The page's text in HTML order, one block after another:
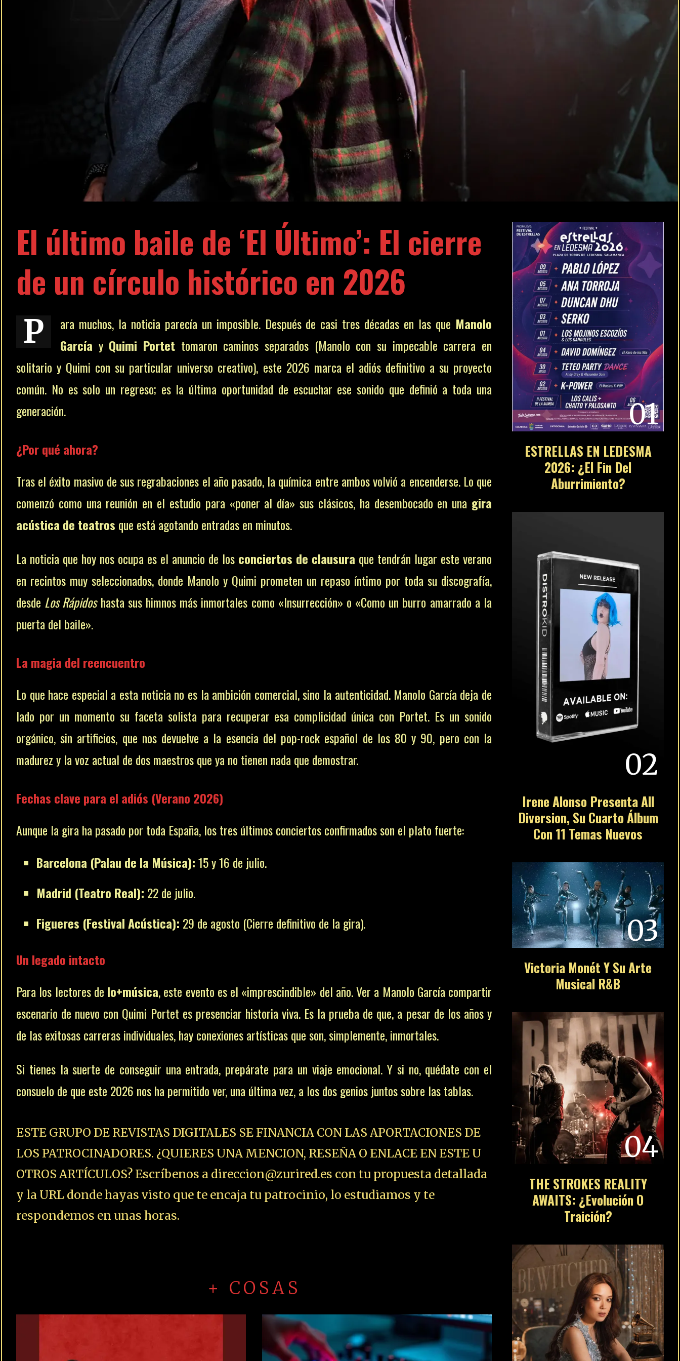
El último baile de ‘El Último’: El cierre
de un círculo histórico en 2026
P ara muchos, la noticia parecía un imposible. Después de casi tres décadas en las que Manolo
García y Quimi Portet tomaron caminos separados (Manolo con su impecable carrera en
solitario y Quimi con su particular universo creativo), este 2026 marca el adiós definitivo a su proyecto
común. No es solo un regreso; es la última oportunidad de escuchar ese sonido que definió a toda una
generación.
¿Por qué ahora?
Tras el éxito masivo de sus regrabaciones el año pasado, la química entre ambos volvió a encenderse. Lo que
comenzó como una reunión en el estudio para «poner al día» sus clásicos, ha desembocado en una gira
acústica de teatros que está agotando entradas en minutos.
La noticia que hoy nos ocupa es el anuncio de los conciertos de clausura que tendrán lugar este verano
en recintos muy seleccionados, donde Manolo y Quimi prometen un repaso íntimo por toda su discografía,
desde Los Rápidoshasta sus himnos más inmortales como «Insurrección» o «Como un burro amarrado a la
puerta del baile».
La magia del reencuentro
Lo que hace especial a esta noticia no es la ambición comercial, sino la autenticidad. Manolo García deja de
lado por un momento su faceta solista para recuperar esa complicidad única con Portet. Es un sonido
orgánico, sin artificios, que nos devuelve a la esencia del pop-rock español de los 80 y 90, pero con la
madurez y la voz actual de dos maestros que ya no tienen nada que demostrar.
Fechas clave para el adiós (Verano 2026)
Aunque la gira ha pasado por toda España, los tres últimos conciertos confirmados son el plato fuerte:
Barcelona (Palau de la Música):15 y 16 de julio.
Madrid (Teatro Real): 22 de julio.
Figueres (Festival Acústica): 29 de agosto (Cierre definitivo de la gira).
Un legado intacto
Para los lectores de lo+música, este evento es el «imprescindible» del año. Ver a Manolo García compartir
escenario de nuevo con Quimi Portet es presenciar historia viva. Es la prueba de que, a pesar de los años y
de las exitosas carreras individuales, hay conexiones artísticas que son, simplemente, inmortales.
Si tienes la suerte de conseguir una entrada, prepárate para un viaje emocional. Y si no, quédate con el
consuelo de que este 2026 nos ha permitido ver, una última vez, a los dos genios juntos sobre las tablas.
ESTE GRUPO DE REVISTAS DIGITALES SE FINANCIA CON LAS APORTACIONES DE
LOS PATROCINADORES. ¿QUIERES UNA MENCION, RESEÑA O ENLACE EN ESTE U
OTROS ARTÍCULOS? Escríbenos a direccion@zurired.es con tu propuesta detallada
y la URL donde hayas visto que te encaja tu patrocinio, lo estudiamos y te
respondemos en unas horas.
+ COSAS
01
ESTRELLAS EN LEDESMA
2026: ¿El Fin Del
Aburrimiento?
02
Irene Alonso Presenta All
Diversion, Su Cuarto Álbum
Con 11 Temas Nuevos
03
Victoria Monét Y Su Arte
Musical R&B
04
THE STROKES REALITY
AWAITS: ¿Evolución O
Traición?